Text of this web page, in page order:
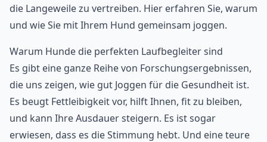
die Langeweile zu vertreiben. Hier erfahren Sie, warum
und wie Sie mit Ihrem Hund gemeinsam joggen.
Warum Hunde die perfekten Laufbegleiter sind
Es gibt eine ganze Reihe von Forschungsergebnissen,
die uns zeigen, wie gut Joggen für die Gesundheit ist.
Es beugt Fettleibigkeit vor, hilft Ihnen, fit zu bleiben,
und kann Ihre Ausdauer steigern. Es ist sogar
erwiesen, dass es die Stimmung hebt. Und eine teure